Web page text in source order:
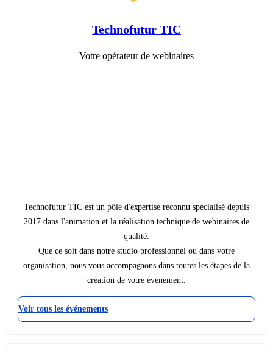
Technofutur TIC
Votre opérateur de webinaires
Technofutur TIC est un pôle d'expertise reconnu spécialisé depuis
2017 dans l'animation et la réalisation technique de webinaires de
qualité.
Que ce soit dans notre studio professionnel ou dans votre
organisation, nous vous accompagnons dans toutes les étapes de la
création de votre événement.
Voir tous les événements